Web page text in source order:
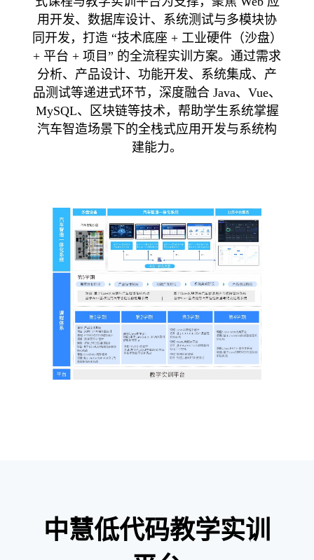
用开发、数据库设计、系统测试与多模块协
同开发，打造 “技术底座 + 工业硬件（沙盘）
+ 平台 + 项目” 的全流程实训方案。通过需求
分析、产品设计、功能开发、系统集成、产
品测试等递进式环节，深度融合 Java、Vue、
MySQL、区块链等技术，帮助学生系统掌握
汽车智造场景下的全栈式应用开发与系统构
建能力。
中慧低代码教学实训